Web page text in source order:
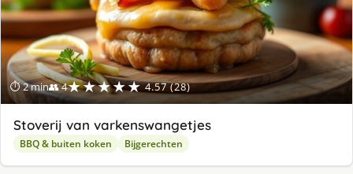
⏱ 2 min👥 4★★★★★ 4.57 (28)
Stoverij van varkenswangetjes
BBQ & buiten koken Bijgerechten